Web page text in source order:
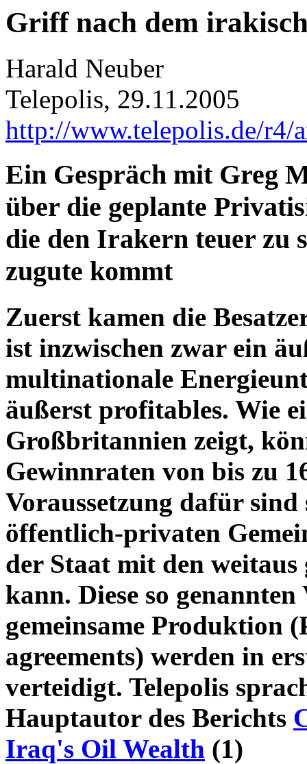
Griff nach dem
Harald Neuber
Telepolis, 29.11.2005
http://www.telepolis.de/r4/
Ein Gespräch mit Greg
über die geplante
die den Irakern teuer zu
zugute kommt
Zuerst kamen die
ist inzwischen zwar ein
multinationale
äußerst profitables. Wie
Großbritannien zeigt,
Gewinnraten von bis zu
Voraussetzung dafür sind
öffentlich-privaten
der Staat mit den
kann. Diese so
gemeinsame Produktion
agreements) werden in
verteidigt. Telepolis
Hauptautor des Berichts
Iraq's Oil Wealth (1)